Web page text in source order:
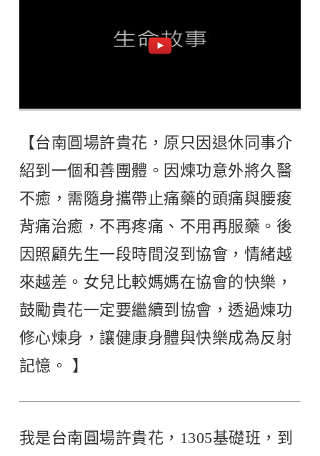
【台南圓場許貴花，原只因退休同事介
紹到一個和善團體。因煉功意外將久醫
不癒，需隨身攜帶止痛藥的頭痛與腰痠
背痛治癒，不再疼痛、不用再服藥。後
因照顧先生一段時間沒到協會，情緒越
來越差。女兒比較媽媽在協會的快樂，
鼓勵貴花一定要繼續到協會，透過煉功
修心煉身，讓健康身體與快樂成為反射
記憶。 】
我是台南圓場許貴花，1305基礎班，到